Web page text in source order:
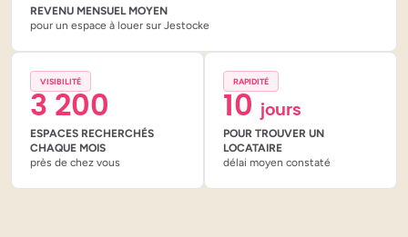
REVENU MENSUEL MOYEN
pour un espace à louer sur Jestocke
3 200
VISIBILITÉ
ESPACES RECHERCHÉS
CHAQUE MOIS
près de chez vous
10 jours
RAPIDITÉ
POUR TROUVER UN
LOCATAIRE
délai moyen constaté